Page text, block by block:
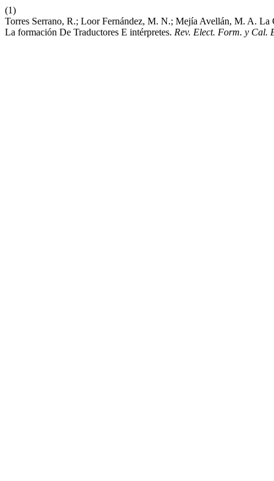
(1)
Torres Serrano, R.; Loor Fernández, M. N.; Mejía Avellán, M. A.
La formación De Traductores E intérpretes. Rev. Elect. Form. y Cal.